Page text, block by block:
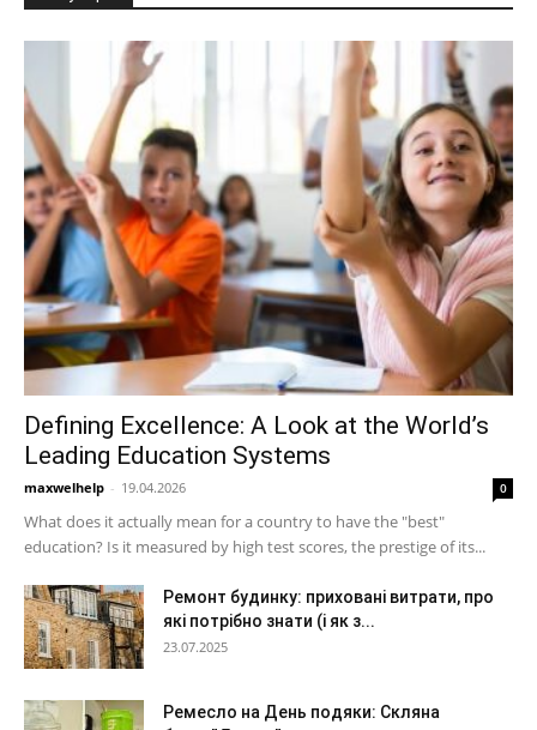
Defining Excellence: A Look at the World’s
Leading Education Systems
maxwelhelp - 19.04.2026 0
What does it actually mean for a country to have the "best"
education? Is it measured by high test scores, the prestige of its...
Ремонт будинку: приховані витрати, про
які потрібно знати (і як з...
23.07.2025
Ремесло на День подяки: Скляна